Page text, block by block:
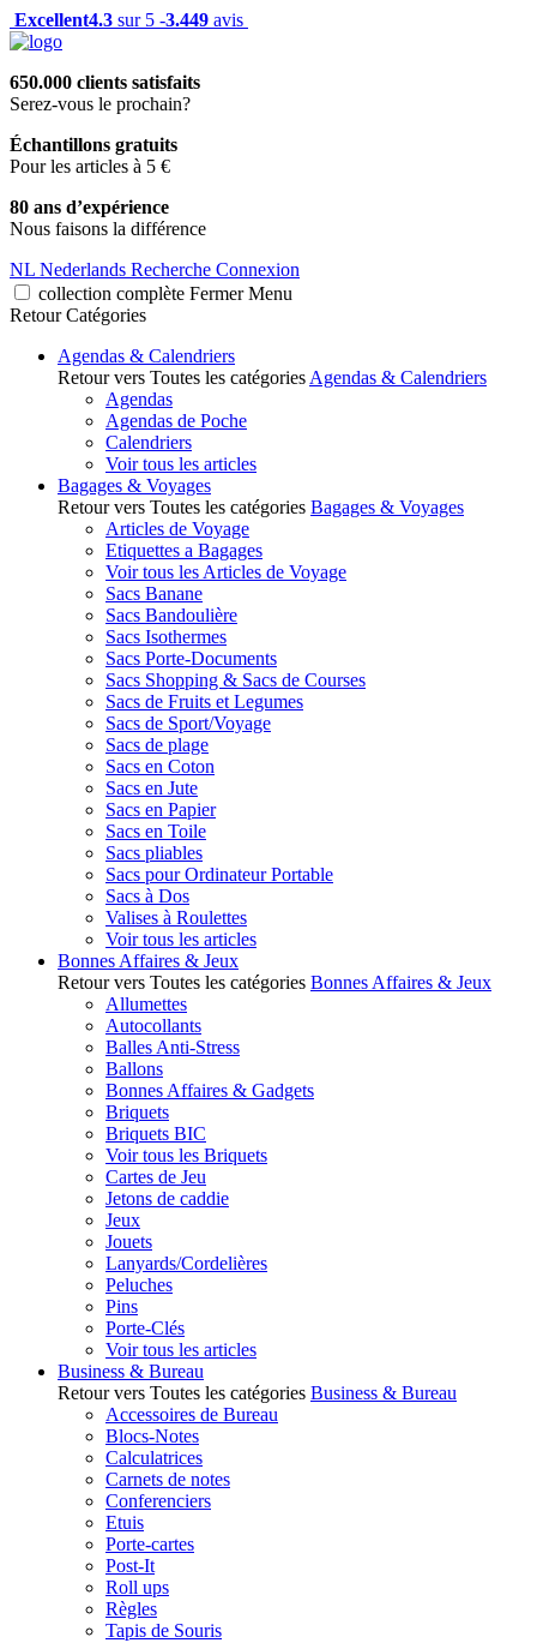
Excellent4.3 sur 5 -3.449 avis
650.000 clients satisfaits
Serez-vous le prochain?
Échantillons gratuits
Pour les articles à 5 €
80 ans d’expérience
Nous faisons la différence
NL Nederlands Recherche Connexion
collection complète Fermer Menu
Retour Catégories
Agendas & Calendriers
Retour vers Toutes les catégories Agendas & Calendriers
Agendas
Agendas de Poche
Calendriers
Voir tous les articles
Bagages & Voyages
Retour vers Toutes les catégories Bagages & Voyages
Articles de Voyage
Etiquettes a Bagages
Voir tous les Articles de Voyage
Sacs Banane
Sacs Bandoulière
Sacs Isothermes
Sacs Porte-Documents
Sacs Shopping & Sacs de Courses
Sacs de Fruits et Legumes
Sacs de Sport/Voyage
Sacs de plage
Sacs en Coton
Sacs en Jute
Sacs en Papier
Sacs en Toile
Sacs pliables
Sacs pour Ordinateur Portable
Sacs à Dos
Valises à Roulettes
Voir tous les articles
Bonnes Affaires & Jeux
Retour vers Toutes les catégories Bonnes Affaires & Jeux
Allumettes
Autocollants
Balles Anti-Stress
Ballons
Bonnes Affaires & Gadgets
Briquets
Briquets BIC
Voir tous les Briquets
Cartes de Jeu
Jetons de caddie
Jeux
Jouets
Lanyards/Cordelières
Peluches
Pins
Porte-Clés
Voir tous les articles
Business & Bureau
Retour vers Toutes les catégories Business & Bureau
Accessoires de Bureau
Blocs-Notes
Calculatrices
Carnets de notes
Conferenciers
Etuis
Porte-cartes
Post-It
Roll ups
Règles
Tapis de Souris